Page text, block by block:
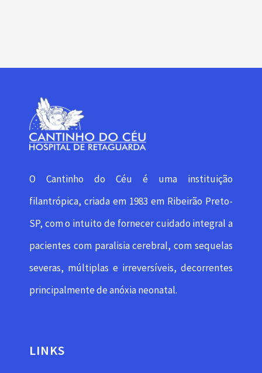
O Cantinho do Céu é uma instituição
filantrópica, criada em 1983 em Ribeirão Preto-
SP, com o intuito de fornecer cuidado integral a
pacientes com paralisia cerebral, com sequelas
severas, múltiplas e irreversíveis, decorrentes
principalmente de anóxia neonatal.
LINKS